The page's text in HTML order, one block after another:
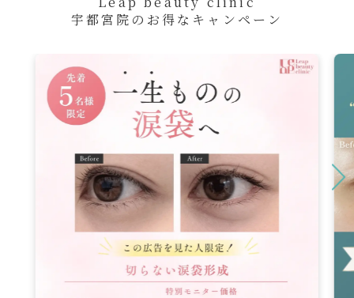
宇都宮院のお得なキャンペーン